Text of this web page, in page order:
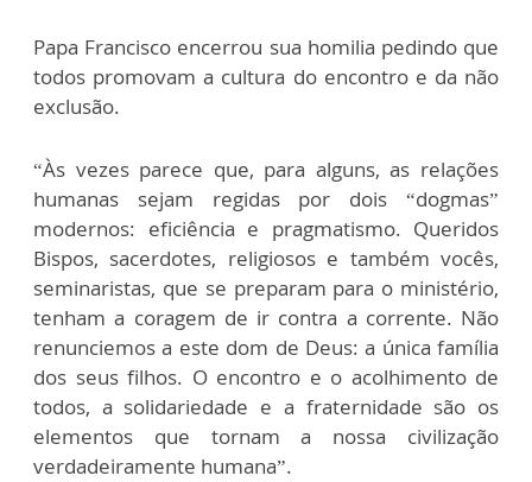
Papa Francisco encerrou sua homilia pedindo que
todos promovam a cultura do encontro e da não
exclusão.
“Às vezes parece que, para alguns, as relações
humanas sejam regidas por dois “dogmas”
modernos: eficiência e pragmatismo. Queridos
Bispos, sacerdotes, religiosos e também vocês,
seminaristas, que se preparam para o ministério,
tenham a coragem de ir contra a corrente. Não
renunciemos a este dom de Deus: a única família
dos seus filhos. O encontro e o acolhimento de
todos, a solidariedade e a fraternidade são os
elementos que tornam a nossa civilização
verdadeiramente humana”.